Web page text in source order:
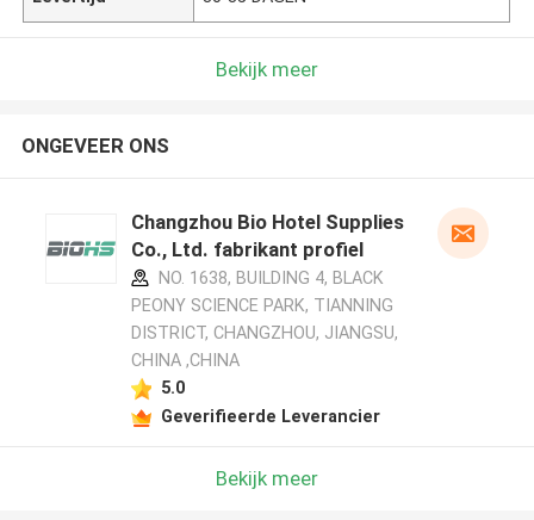
Bekijk meer
ONGEVEER ONS
Changzhou Bio Hotel Supplies
Co., Ltd. fabrikant profiel
NO. 1638, BUILDING 4, BLACK
PEONY SCIENCE PARK, TIANNING
DISTRICT, CHANGZHOU, JIANGSU,
CHINA ,CHINA
5.0
Geverifieerde Leverancier
Bekijk meer